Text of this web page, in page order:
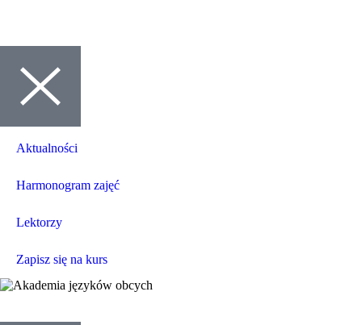
Aktualności
Harmonogram zajęć
Lektorzy
Zapisz się na kurs